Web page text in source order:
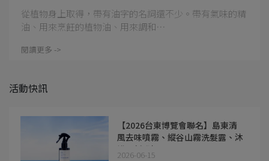
從植物身上取得，帶有油字的名詞還不少。帶有氣味的精
油、用來烹飪的植物油、用來調和⋯
閱讀更多 ->
活動快訊
【2026台東博覽會聯名】島東清
風去味噴霧、縱谷山霧洗髮露、沐
浴露新登場！
2026-06-15